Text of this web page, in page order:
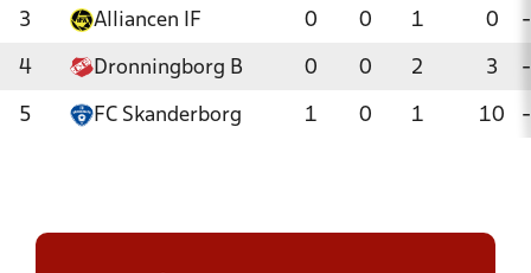
3 Alliancen IF 0 0 1 0 -
4 Dronningborg B 0 0 2 3 -
5 FC Skanderborg 1 0 1 10 -